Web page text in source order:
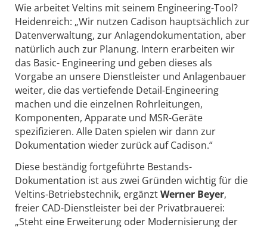
Wie arbeitet Veltins mit seinem Engineering-Tool?
Heidenreich: „Wir nutzen Cadison hauptsächlich zur
Datenverwaltung, zur Anlagendokumentation, aber
natürlich auch zur Planung. Intern erarbeiten wir
das Basic- Engineering und geben dieses als
Vorgabe an unsere Dienstleister und Anlagenbauer
weiter, die das vertiefende Detail-Engineering
machen und die einzelnen Rohrleitungen,
Komponenten, Apparate und MSR-Geräte
spezifizieren. Alle Daten spielen wir dann zur
Dokumentation wieder zurück auf Cadison.“
Diese beständig fortgeführte Bestands-
Dokumentation ist aus zwei Gründen wichtig für die
Veltins-Betriebstechnik, ergänztWerner Beyer,
freier CAD-Dienstleister bei der Privatbrauerei:
„Steht eine Erweiterung oder Modernisierung der